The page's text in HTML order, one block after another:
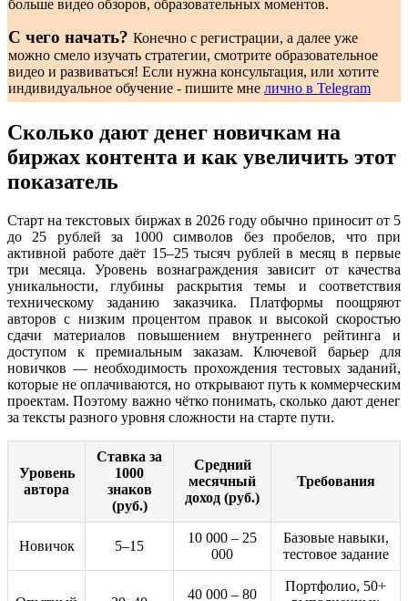
больше видео обзоров, образовательных моментов.
С чего начать? Конечно с регистрации, а далее уже
можно смело изучать стратегии, смотрите образовательное
видео и развиваться! Если нужна консультация, или хотите
индивидуальное обучение - пишите мне лично в Telegram
Сколько дают денег новичкам на
биржах контента и как увеличить этот
показатель
Старт на текстовых биржах в 2026 году обычно приносит от 5
до 25 рублей за 1000 символов без пробелов, что при
активной работе даёт 15–25 тысяч рублей в месяц в первые
три месяца. Уровень вознаграждения зависит от качества
уникальности, глубины раскрытия темы и соответствия
техническому заданию заказчика. Платформы поощряют
авторов с низким процентом правок и высокой скоростью
сдачи материалов повышением внутреннего рейтинга и
доступом к премиальным заказам. Ключевой барьер для
новичков — необходимость прохождения тестовых заданий,
которые не оплачиваются, но открывают путь к коммерческим
проектам. Поэтому важно чётко понимать, сколько дают денег
за тексты разного уровня сложности на старте пути.
Уровень
автора
Ставка за
1000
знаков
(руб.)
Средний
месячный
доход (руб.)
Требования
Новичок 5–15
10 000 – 25
000
Базовые навыки,
тестовое задание
40 000 – 80
Портфолио, 50+